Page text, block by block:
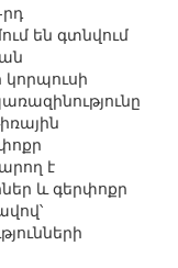
են գտնվում
է
և գերփոքր